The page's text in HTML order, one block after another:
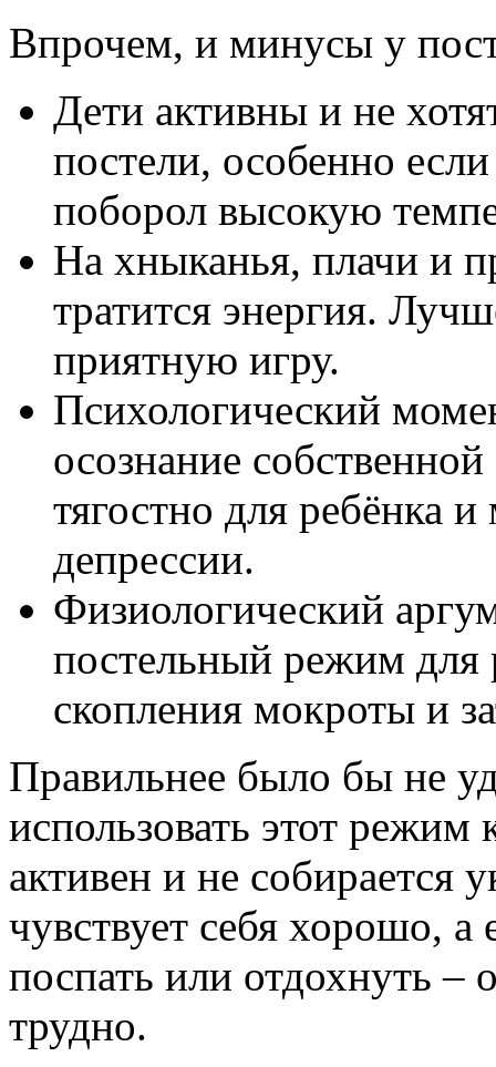
Впрочем, и минусы у
Дети активны и не
постели, особенно
поборол высокую
На хныканья, плачи и
тратится энергия.
приятную игру.
Психологический
осознание
тягостно для ребёнка
депрессии.
Физиологический
постельный режим для
скопления мокроты и
Правильнее было бы не
использовать этот режим
активен и не собирается
чувствует себя хорошо, а
поспать или отдохнуть
трудно.